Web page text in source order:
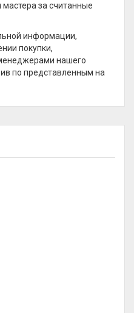
за считанные
информации,
покупки,
нашего
по представленным на